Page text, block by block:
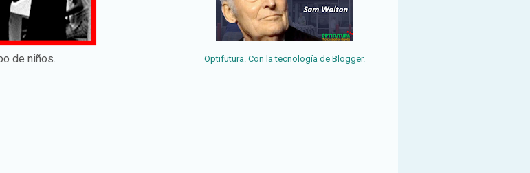
de niños. Optifutura. Con la tecnología de Blogger.